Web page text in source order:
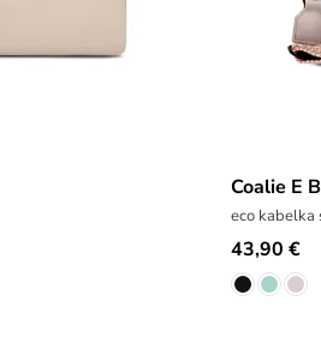
Coalie E
eco
43,90 €